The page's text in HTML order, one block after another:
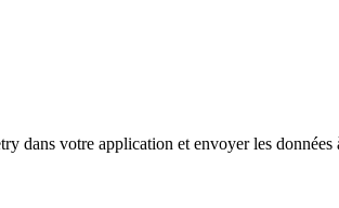
dans votre application et envoyer les données